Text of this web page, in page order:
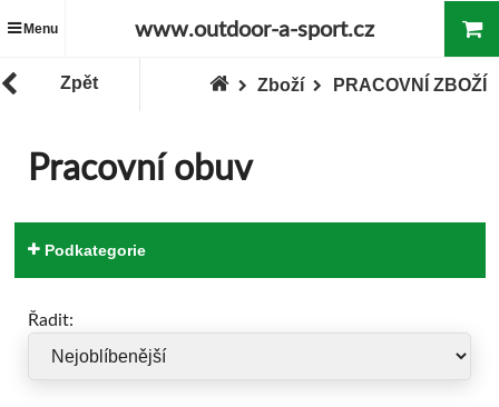
Menu www.outdoor-a-sport.cz
Zpět PRACOVNÍ ZBOŽÍ
Zboží
Pracovní obuv
Podkategorie
Řadit: